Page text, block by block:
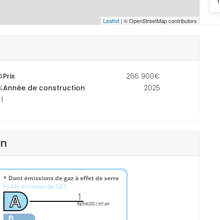
Leaflet | © OpenStreetMap contributors
Prix
266 900€
Année de construction
2025
1
* Dont émissions de gaz à effet de serre
Faible émission de GES
A
B
1
KgéqCO2 / m².an